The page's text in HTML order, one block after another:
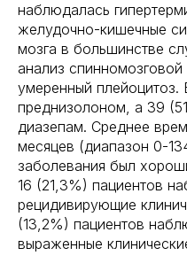
наблюдалась
желудочно-кишечные
мозга в большинстве
анализ
умеренный
преднизолоном, а 39
диазепам. Среднее
месяцев (диапазон 0-
заболевания был
16 (21,3%) пациентов
рецидивирующие
(13,2%) пациентов
выраженные